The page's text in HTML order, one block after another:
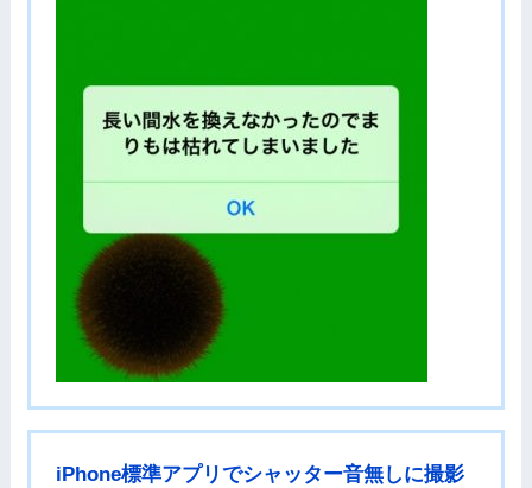
iPhone標準アプリでシャッター音無しに撮影